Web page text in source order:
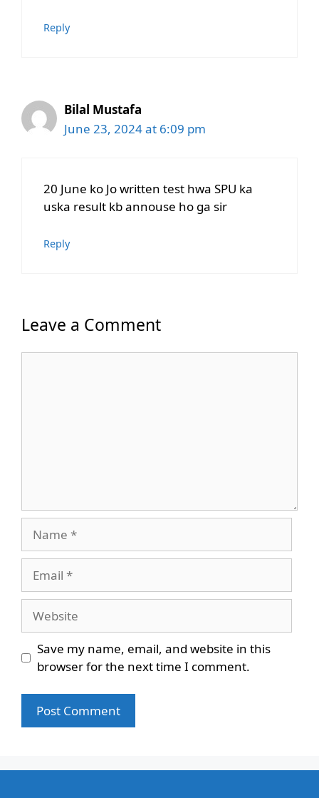
Reply
Bilal Mustafa
June 23, 2024 at 6:09 pm
20 June ko Jo written test hwa SPU ka
uska result kb annouse ho ga sir
Reply
Leave a Comment
Save my name, email, and website in this
browser for the next time I comment.